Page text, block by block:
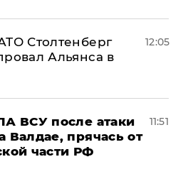
Столтенберг
Альянса в
12:05
ВСУ после атаки
Валдае, прячась от
части РФ
11:51